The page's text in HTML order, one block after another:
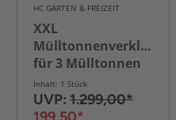
HC GARTEN & FREIZEIT
XXL
Mülltonnenverkleidung
für 3 Mülltonnen
aus Edelstahl, ca.
237,5 x 82,5 x 150
cm - Anthrazit
Inhalt: 1 Stück
UVP: 1.299,00*